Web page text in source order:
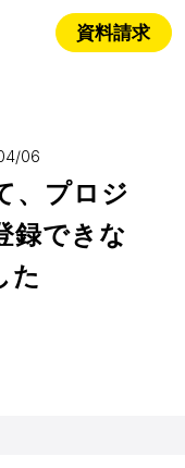
資料請求
06
、プロジ
録できな
た